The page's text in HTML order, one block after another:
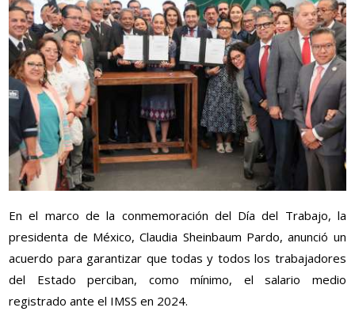
En el marco de la conmemoración del Día del Trabajo, la
presidenta de México, Claudia Sheinbaum Pardo, anunció un
acuerdo para garantizar que todas y todos los trabajadores
del Estado perciban, como mínimo, el salario medio
registrado ante el IMSS en 2024.